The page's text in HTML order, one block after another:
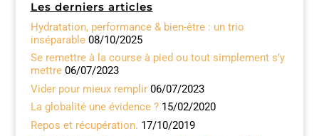
e
b
o
o
k
s
A
p
p
e
dI
n
l
g
er
Les derniers articles
Hydratation, performance & bien-être : un trio
inséparable 08/10/2025
Se remettre à la course à pied ou tout simplement s’y
mettre 06/07/2023
Vider pour mieux remplir 06/07/2023
La globalité une évidence ? 15/02/2020
Repos et récupération. 17/10/2019